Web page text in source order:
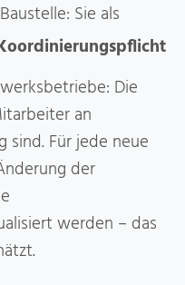
Sie als
Die
an
sind. Für jede neue
der
werden – das